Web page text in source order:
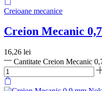
Creioane mecanice
Creion Mecanic
16,26 lei
Cantitate Creion Mecanic